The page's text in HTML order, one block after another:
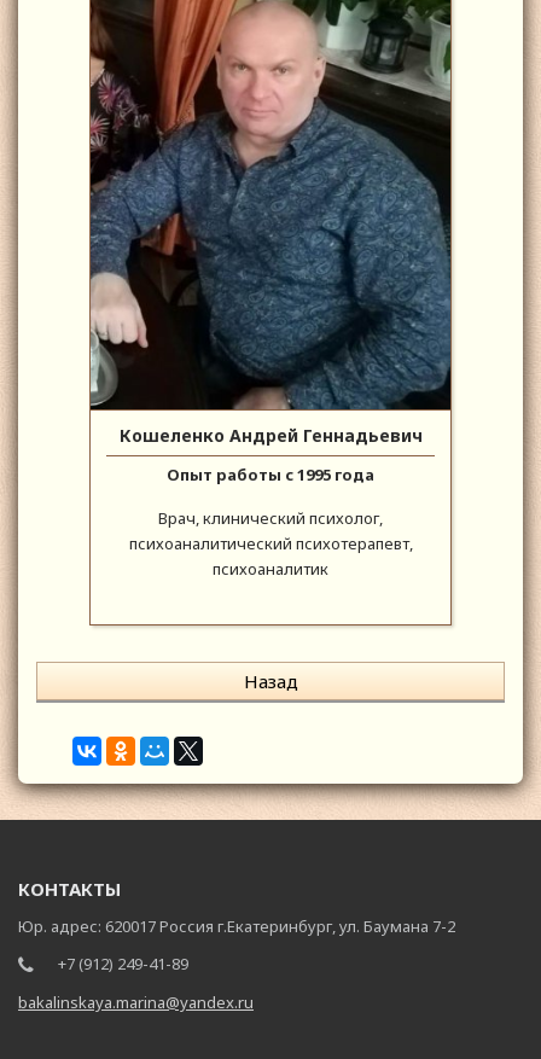
Кошеленко Андрей Геннадьевич
Опыт работы с 1995 года
Врач, клинический психолог,
психоаналитический психотерапевт,
психоаналитик
Назад
КОНТАКТЫ
Юр. адрес: 620017 Россия г.Екатеринбург, ул. Баумана 7-2
+7 (912) 249-41-89
bakalinskaya.marina@yandex.ru